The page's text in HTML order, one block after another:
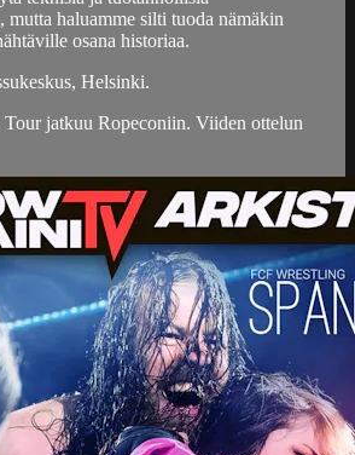
mutta haluamme silti tuoda nämäkin
osana historiaa.
Helsinki.
Tour jatkuu Ropeconiin. Viiden ottelun